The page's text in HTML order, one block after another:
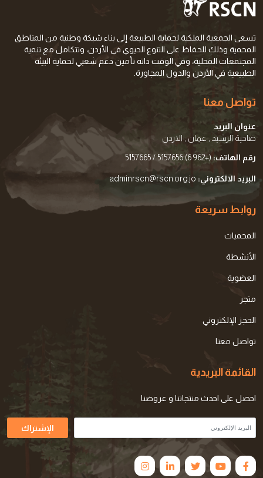
تسعى الجمعية الملكية لحماية الطبيعة إلى بناء شبكة وطنية من المناطق
المحمية وذلك للحفاظ على التنوع الحيوي في الأردن، وتتكامل مع تنمية
المجتمعات المحلية، وفي الوقت ذاته تأمين دعم شعبي لحماية البيئة
الطبيعية في الأردن والدول المجاورة.
تواصل معنا
عنوان البريد
ضاحية الرشيد , عمان , الاردن
رقم الهاتف: (+962 6) 5157656 / 5157665
البريد الالكتروني: adminrscn@rscn.org.jo
روابط سريعة
المحميات
الأنشطة
العضوية
متجر
الحجز الإلكتروني
تواصل معنا
القائمة البريدية
احصل على احدث منتجاتنا و عروضنا
الإشتراك